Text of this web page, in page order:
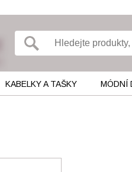
KABELKY A TAŠKY MÓDNÍ